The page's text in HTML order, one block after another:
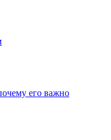
его важно